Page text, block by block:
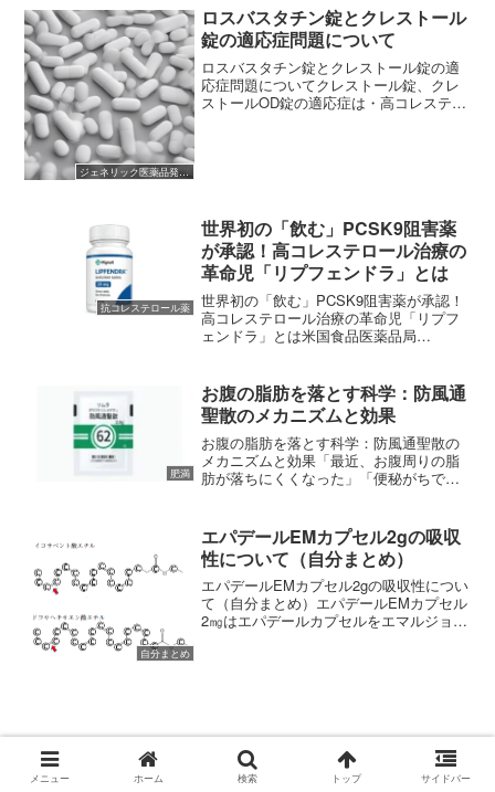
ジェネリック医薬品発売開始
ロスバスタチン錠とクレストール
錠の適応症問題について
ロスバスタチン錠とクレストール錠の適
応症問題についてクレストール錠、クレ
ストールOD錠の適応症は・高コレステロ
抗コレステロール薬
世界初の「飲む」PCSK9阻害薬
が承認！高コレステロール治療の
革命児「リプフェンドラ」とは
世界初の「飲む」PCSK9阻害薬が承認！
高コレステロール治療の革命児「リプフ
ェンドラ」とは米国食品医薬品局
イプの飲み薬「Lipfendra（リプフェンド
ラ、一般名...
肥満
お腹の脂肪を落とす科学：防風通
聖散のメカニズムと効果
お腹の脂肪を落とす科学：防風通聖散の
メカニズムと効果「最近、お腹周りの脂
肪が落ちにくくなった」「便秘がちで体
く、放置すると深刻な病気へと繋がる
「病気の入り口」です。今回...
自分まとめ
エパデールEMカプセル2gの吸収
性について（自分まとめ）
エパデールEMカプセル2gの吸収性につい
て（自分まとめ）エパデールEMカプセル
2㎎はエパデールカプセルをエマルジョン
メニュー ホーム 検索 トップ サイドバー